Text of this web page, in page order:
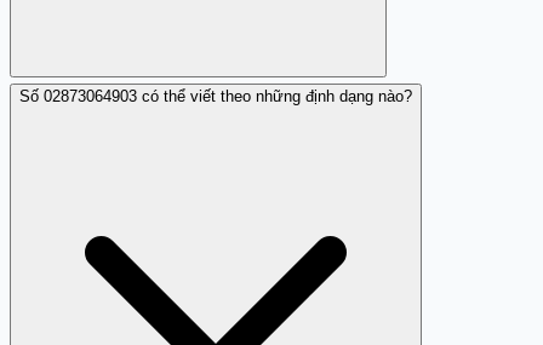
Có, nếu bạn nhận được cuộc gọi từ 02873064903 hoặc
định mục đích thực sự của các cuộc gọi này.
Số 02873064903 có thể viết theo những định dạng nào?